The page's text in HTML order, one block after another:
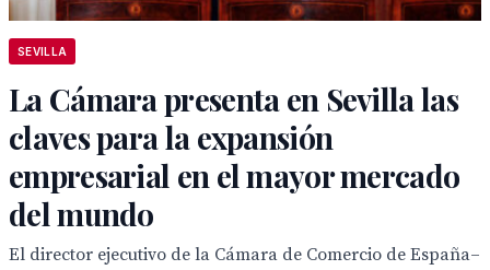
SEVILLA
La Cámara presenta en Sevilla las
claves para la expansión
empresarial en el mayor mercado
del mundo
El director ejecutivo de la Cámara de Comercio de España–